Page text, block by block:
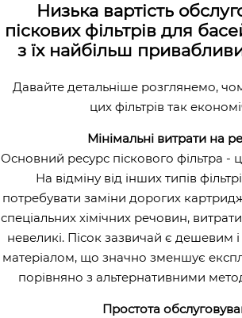
Низька вартість
піскових фільтрів для
з їх найбільш
Давайте детальніше розглянемо,
цих фільтрів так
Мінімальні витрати на
Основний ресурс піскового фільтра -
На відміну від інших типів
потребувати заміни дорогих
спеціальних хімічних речовин,
невеликі. Пісок зазвичай є дешевим
матеріалом, що значно зменшує
порівняно з альтернативними
Простота